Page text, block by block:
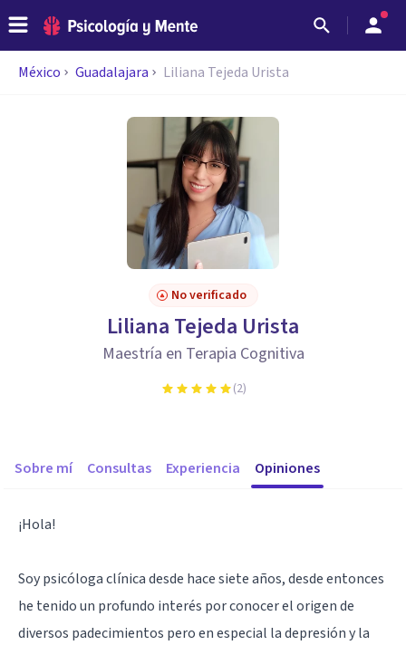
México Guadalajara Liliana Tejeda Urista
No verificado
Liliana Tejeda Urista
Maestría en Terapia Cognitiva
(2)
Sobre mí Consultas Experiencia Opiniones
¡Hola!
Soy psicóloga clínica desde hace siete años, desde entonces
he tenido un profundo interés por conocer el origen de
diversos padecimientos pero en especial la depresión y la